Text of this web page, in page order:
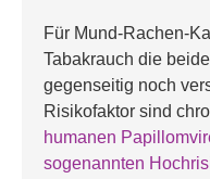
Für Mund-Rachen-
Tabakrauch die
gegenseitig noch
humanen
sogenannten